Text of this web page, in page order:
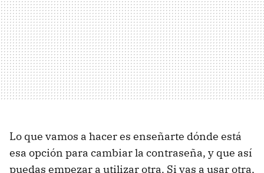
Lo que vamos a hacer es enseñarte dónde está
esa opción para cambiar la contraseña, y que así
puedas empezar a utilizar otra. Si vas a usar otra,